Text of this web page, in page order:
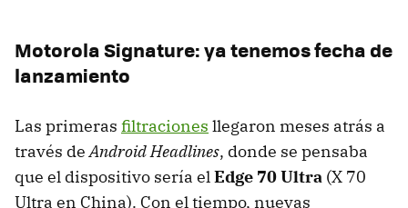
Motorola Signature: ya tenemos fecha de
lanzamiento
Las primeras filtraciones llegaron meses atrás a
través deAndroid Headlines, donde se pensaba
que el dispositivo sería elEdge 70 Ultra (X 70
Ultra en China). Con el tiempo, nuevas